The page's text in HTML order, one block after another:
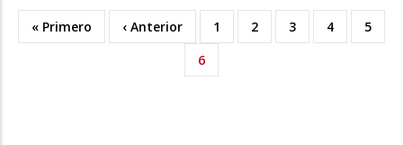
Pagination
First
page
« Primero
Previous
page
‹ Anterior Orria
1 Orria
2 Orria
3 Orria
4 Orria
5
Uneko
orrialdea
6